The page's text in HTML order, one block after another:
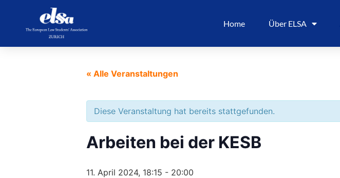
Home Über ELSA
« Alle Veranstaltungen
Diese Veranstaltung hat bereits stattgefunden.
Arbeiten bei der KESB
11. April 2024, 18:15 - 20:00